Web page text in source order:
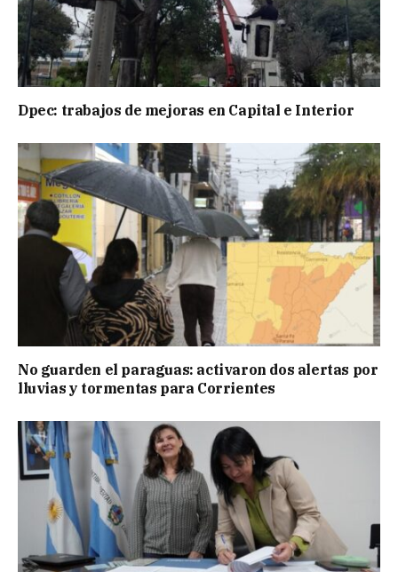
Dpec: trabajos de mejoras en Capital e Interior
No guarden el paraguas: activaron dos alertas por
lluvias y tormentas para Corrientes